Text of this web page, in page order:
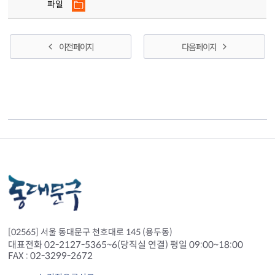
파일
이전 페이지 다음 페이지
[02565] 서울 동대문구 천호대로 145 (용두동)
대표전화 02-2127-5365~6(당직실 연결) 평일 09:00~18:00
FAX : 02-3299-2672